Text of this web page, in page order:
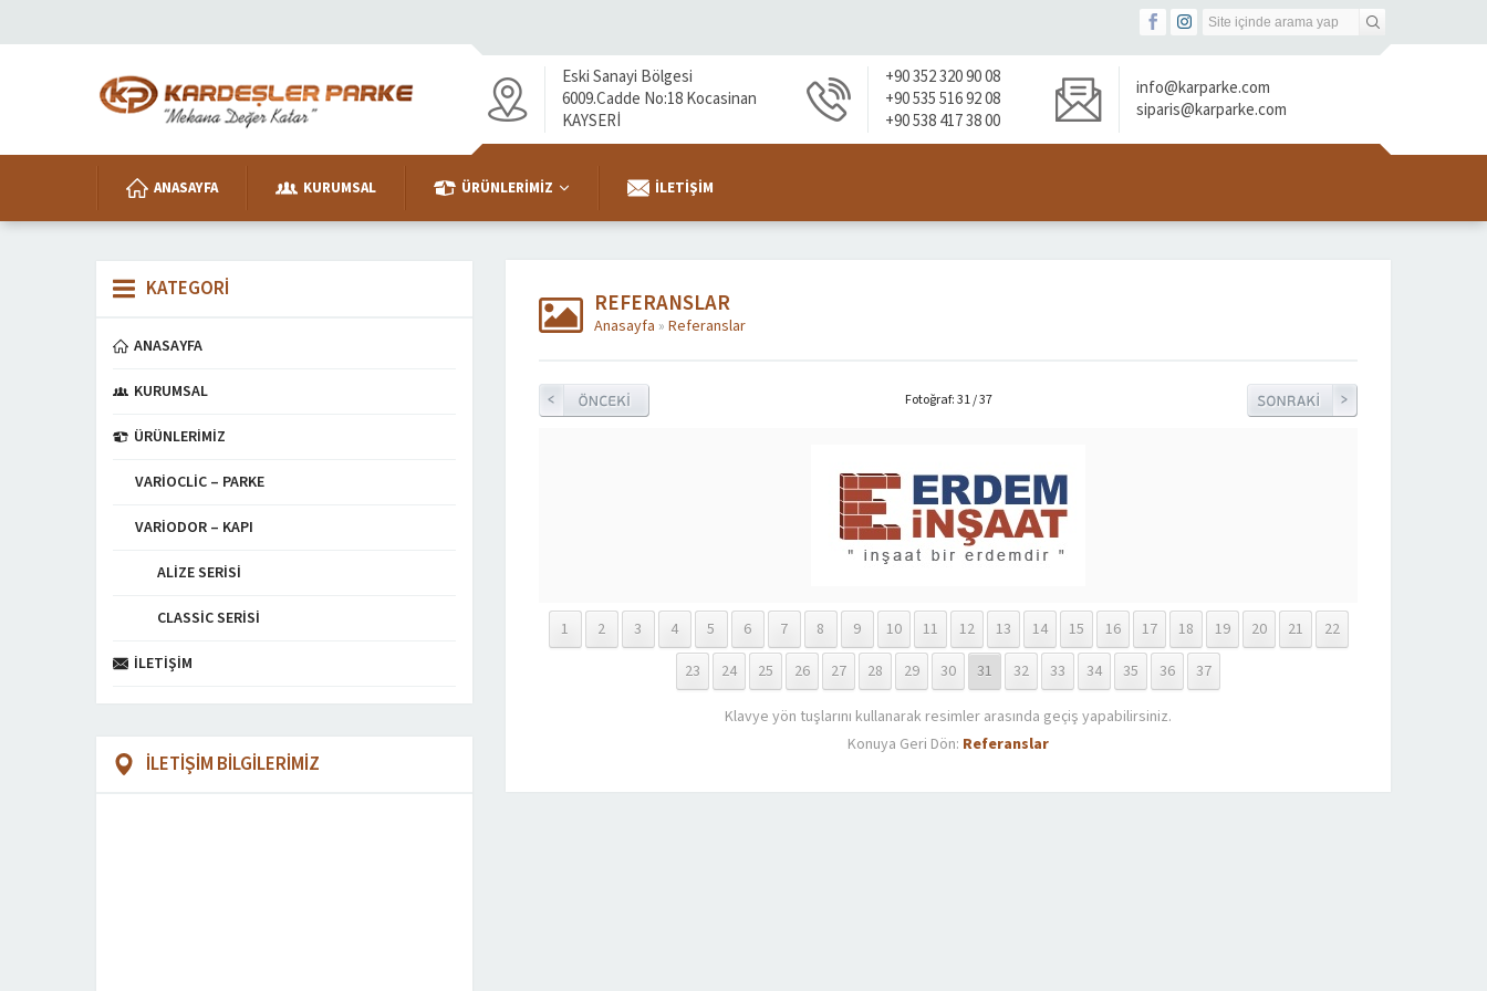
Eski Sanayi Bölgesi
6009.Cadde No:18 Kocasinan
KAYSERİ
+90 352 320 90 08
+90 535 516 92 08
+90 538 417 38 00
info@karparke.com
siparis@karparke.com
ANASAYFA KURUMSAL ÜRÜNLERIMIZ İLETIŞIM
REFERANSLAR
Anasayfa » Referanslar
Fotoğraf: 31 / 37
1 2 3 4 5 6 7 8 9 10 11 12 13 14 15 16 17 18 19 20 21
22
23
24 25 26 27 28 29 30 31 32 33 34 35 36 37
Klavye yön tuşlarını kullanarak resimler arasında geçiş yapabilirsiniz.
Konuya Geri Dön: Referanslar
KATEGORİ
ANASAYFA
KURUMSAL
ÜRÜNLERIMIZ
VARIOCLIC – PARKE
VARIODOR – KAPI
ALIZE SERISI
CLASSIC SERISI
İLETIŞIM
İLETİŞİM BİLGİLERİMİZ